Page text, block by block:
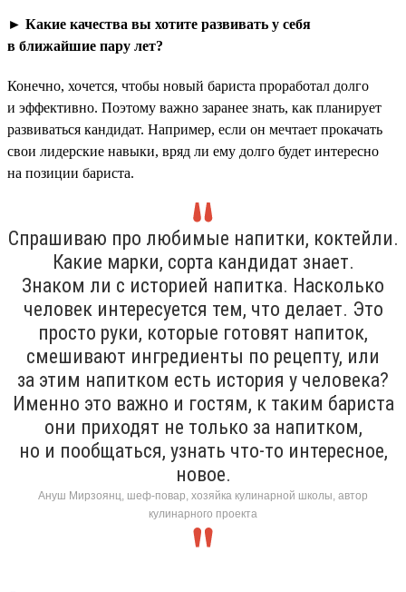
► Какие качества вы хотите развивать у себя
в ближайшие пару лет?
Конечно, хочется, чтобы новый бариста проработал долго
и эффективно. Поэтому важно заранее знать, как планирует
развиваться кандидат. Например, если он мечтает прокачать
свои лидерские навыки, вряд ли ему долго будет интересно
на позиции бариста.
Спрашиваю про любимые напитки, коктейли.
Какие марки, сорта кандидат знает.
Знаком ли с историей напитка. Насколько
человек интересуется тем, что делает. Это
просто руки, которые готовят напиток,
смешивают ингредиенты по рецепту, или
за этим напитком есть история у человека?
Именно это важно и гостям, к таким бариста
они приходят не только за напитком,
но и пообщаться, узнать что-то интересное,
новое.
Ануш Мирзоянц, шеф-повар, хозяйка кулинарной школы, автор
кулинарного проекта